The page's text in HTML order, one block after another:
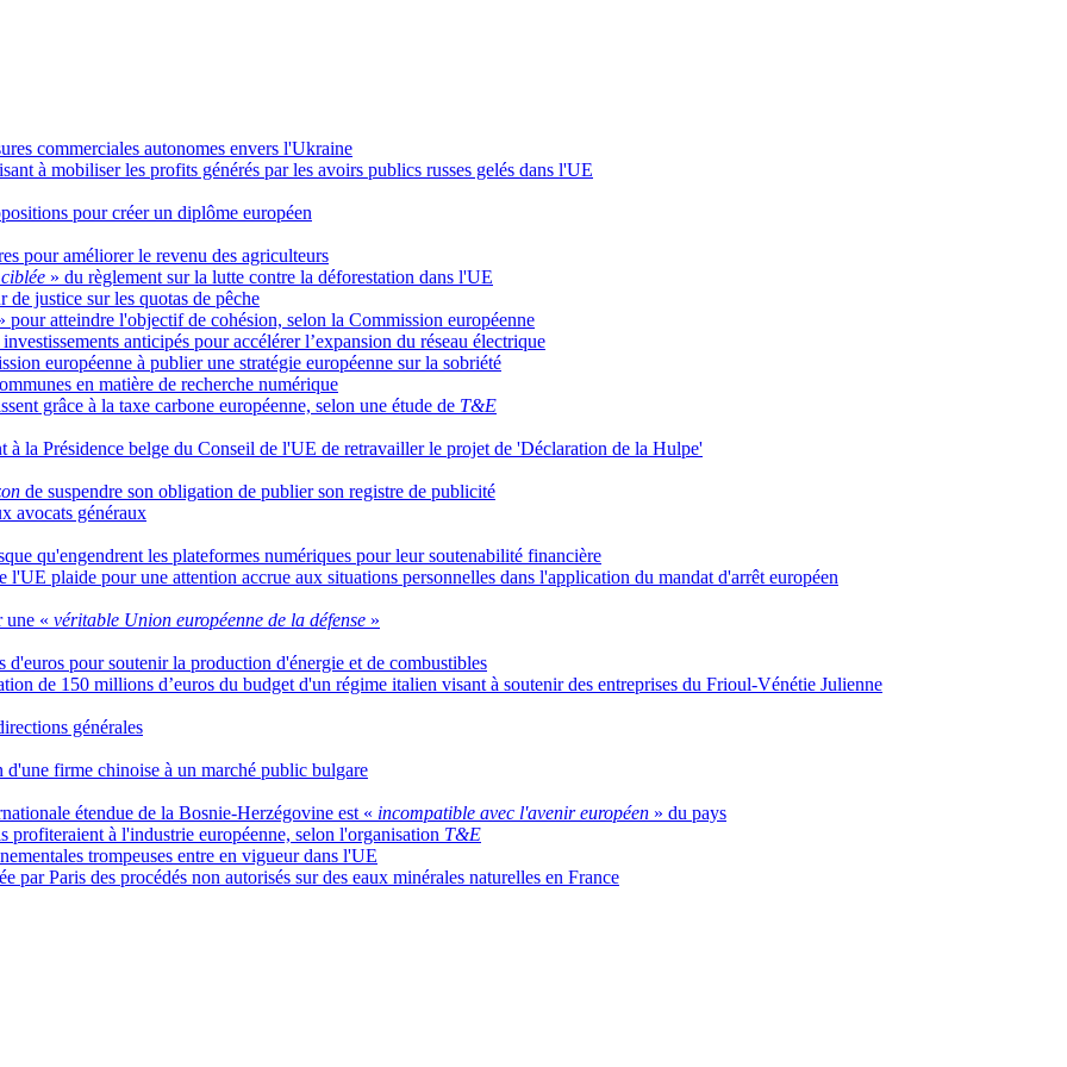
commerciales autonomes envers l'Ukraine
à mobiliser les profits générés par les avoirs publics russes gelés dans l'UE
pour créer un diplôme européen
pour améliorer le revenu des agriculteurs
» du règlement sur la lutte contre la déforestation dans l'UE
de justice sur les quotas de pêche
pour atteindre l'objectif de cohésion, selon la Commission européenne
anticipés pour accélérer l’expansion du réseau électrique
européenne à publier une stratégie européenne sur la sobriété
en matière de recherche numérique
grâce à la taxe carbone européenne, selon une étude de T&E
à la Présidence belge du Conseil de l'UE de retravailler le projet de 'Déclaration de la Hulpe'
de suspendre son obligation de publier son registre de publicité
avocats généraux
qu'engendrent les plateformes numériques pour leur soutenabilité financière
l'UE plaide pour une attention accrue aux situations personnelles dans l'application du mandat d'arrêt européen
une « véritable Union européenne de la défense »
pour soutenir la production d'énergie et de combustibles
de 150 millions d’euros du budget d'un régime italien visant à soutenir des entreprises du Frioul-Vénétie Julienne
générales
firme chinoise à un marché public bulgare
étendue de la Bosnie-Herzégovine est « incompatible avec l'avenir européen » du pays
profiteraient à l'industrie européenne, selon l'organisation T&E
trompeuses entre en vigueur dans l'UE
par Paris des procédés non autorisés sur des eaux minérales naturelles en France